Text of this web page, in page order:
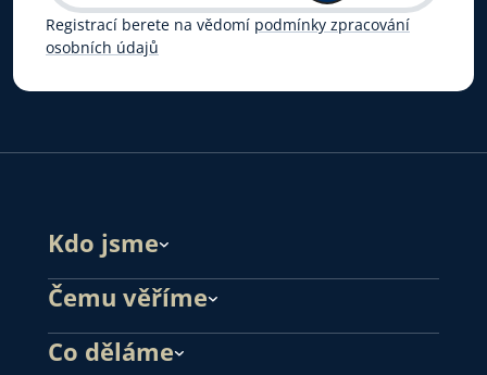
Registrací berete na vědomí podmínky zpracování
osobních údajů
Kdo jsme
Čemu věříme
Co děláme